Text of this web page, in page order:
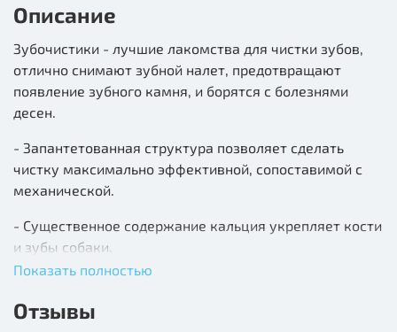
Описание
Зубочистики - лучшие лакомства для чистки зубов,
отлично снимают зубной налет, предотвращают
появление зубного камня, и борятся с болезнями
десен.
- Запантетованная структура позволяет сделать
чистку максимально эффективной, сопоставимой с
механической.
- Существенное содержание кальция укрепляет кости
и зубы собаки.
- 100% натуральный состав и отсутствие любых
искусственных ингридиентов способствует легкому
усваиванию.
Показать полностью
Отзывы